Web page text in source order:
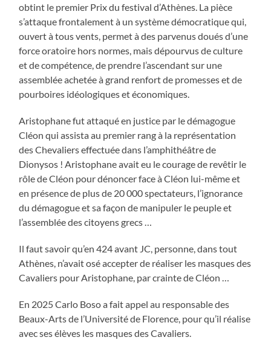
obtint le premier Prix du festival d’Athènes. La pièce
s’attaque frontalement à un système démocratique qui,
ouvert à tous vents, permet à des parvenus doués d’une
force oratoire hors normes, mais dépourvus de culture
et de compétence, de prendre l’ascendant sur une
assemblée achetée à grand renfort de promesses et de
pourboires idéologiques et économiques.
Aristophane fut attaqué en justice par le démagogue
Cléon qui assista au premier rang à la représentation
des Chevaliers effectuée dans l’amphithéâtre de
Dionysos ! Aristophane avait eu le courage de revêtir le
rôle de Cléon pour dénoncer face à Cléon lui-même et
en présence de plus de 20 000 spectateurs, l’ignorance
du démagogue et sa façon de manipuler le peuple et
l’assemblée des citoyens grecs …
Il faut savoir qu’en 424 avant JC, personne, dans tout
Athènes, n’avait osé accepter de réaliser les masques des
Cavaliers pour Aristophane, par crainte de Cléon …
En 2025 Carlo Boso a fait appel au responsable des
Beaux-Arts de l’Université de Florence, pour qu’il réalise
avec ses élèves les masques des Cavaliers.